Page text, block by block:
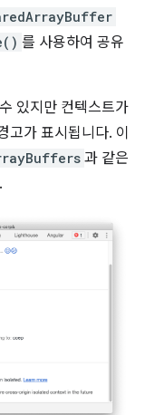
를 사용하여 공유
있지만 컨텍스트가
고가 표시됩니다. 이
과 같은